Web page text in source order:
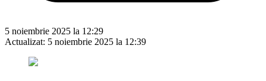
5 noiembrie 2025 la 12:29
Actualizat: 5 noiembrie 2025 la 12:39